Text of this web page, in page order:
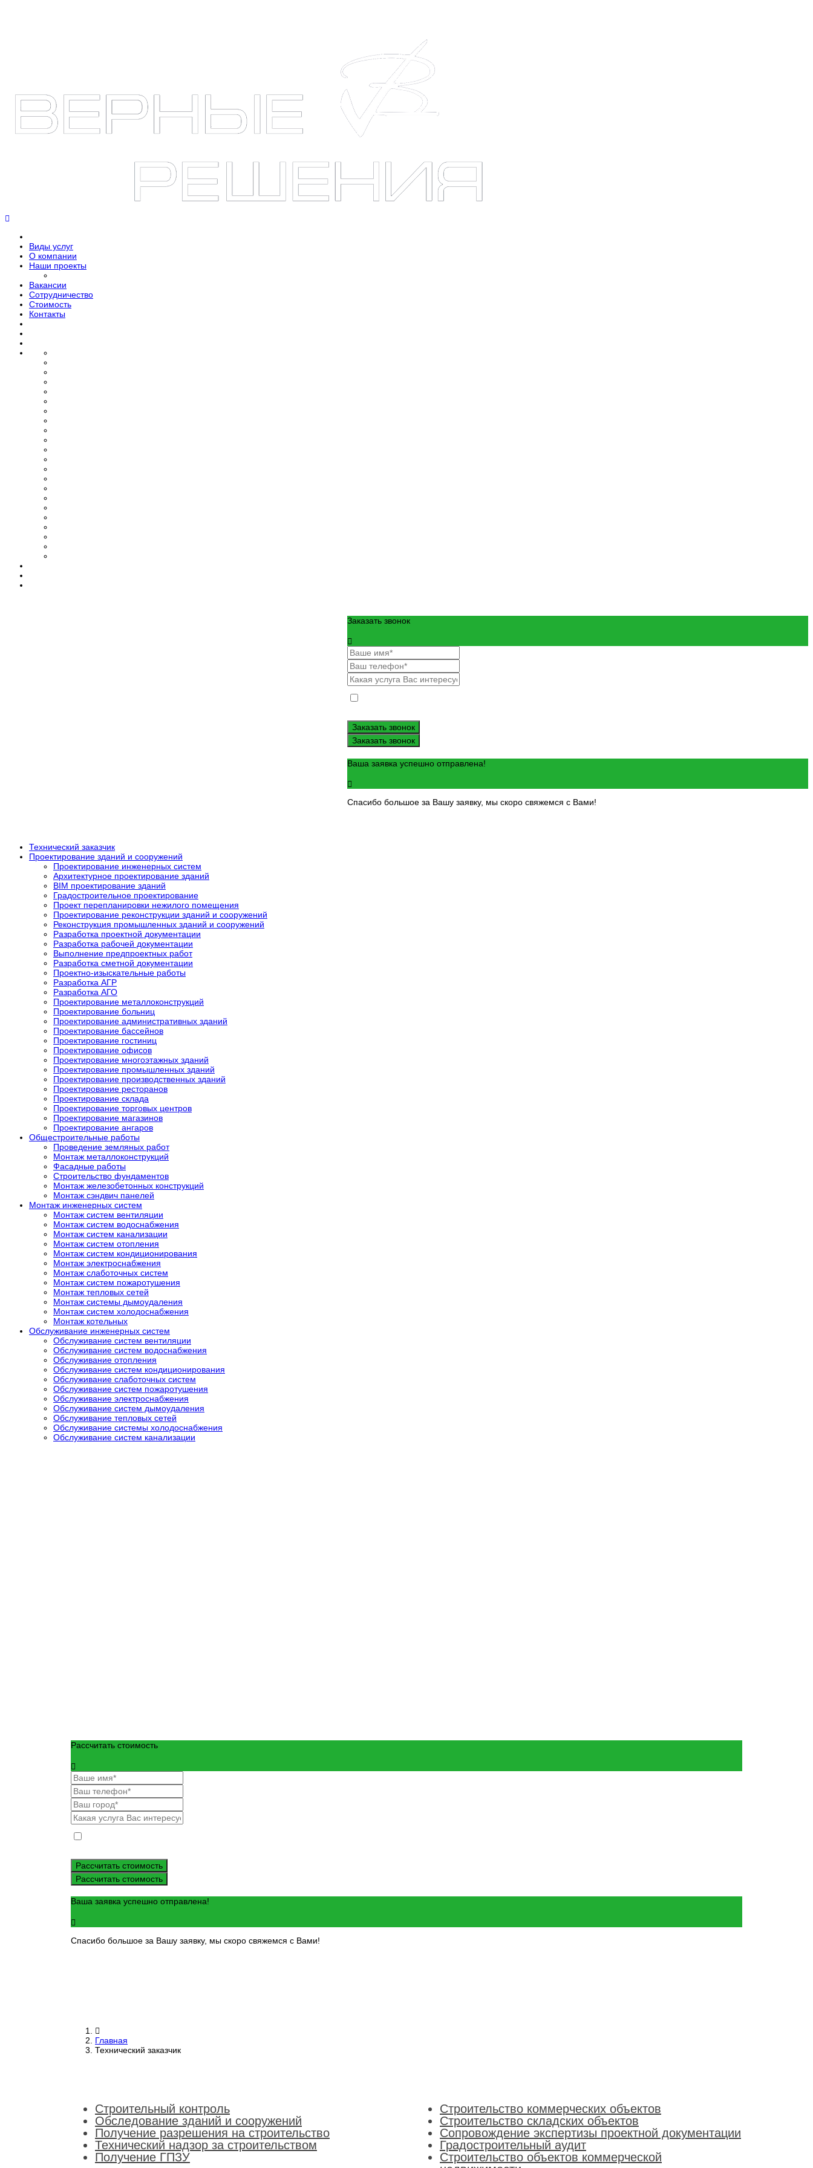
Виды услуг
О компании
Наши проекты
Вакансии
Сотрудничество
Стоимость
Контакты
Заказать звонок
Заказать звонок
Заказать звонок
Ваша заявка успешно отправлена!
Спасибо большое за Вашу заявку, мы скоро свяжемся с Вами!
Технический заказчик
Проектирование зданий и сооружений
Проектирование инженерных систем
Архитектурное проектирование зданий
BIM проектирование зданий
Градостроительное проектирование
Проект перепланировки нежилого помещения
Проектирование реконструкции зданий и сооружений
Реконструкция промышленных зданий и сооружений
Разработка проектной документации
Разработка рабочей документации
Выполнение предпроектных работ
Разработка сметной документации
Проектно-изыскательные работы
Разработка АГР
Разработка АГО
Проектирование металлоконструкций
Проектирование больниц
Проектирование административных зданий
Проектирование бассейнов
Проектирование гостиниц
Проектирование офисов
Проектирование многоэтажных зданий
Проектирование промышленных зданий
Проектирование производственных зданий
Проектирование ресторанов
Проектирование склада
Проектирование торговых центров
Проектирование магазинов
Проектирование ангаров
Общестроительные работы
Проведение земляных работ
Монтаж металлоконструкций
Фасадные работы
Строительство фундаментов
Монтаж железобетонных конструкций
Монтаж сэндвич панелей
Монтаж инженерных систем
Монтаж систем вентиляции
Монтаж систем водоснабжения
Монтаж систем канализации
Монтаж систем отопления
Монтаж систем кондиционирования
Монтаж электроснабжения
Монтаж слаботочных систем
Монтаж систем пожаротушения
Монтаж тепловых сетей
Монтаж системы дымоудаления
Монтаж систем холодоснабжения
Монтаж котельных
Обслуживание инженерных систем
Обслуживание систем вентиляции
Обслуживание систем водоснабжения
Обслуживание отопления
Обслуживание систем кондиционирования
Обслуживание слаботочных систем
Обслуживание систем пожаротушения
Обслуживание электроснабжения
Обслуживание систем дымоудаления
Обслуживание тепловых сетей
Обслуживание системы холодоснабжения
Обслуживание систем канализации
Рассчитать стоимость
Рассчитать стоимость
Рассчитать стоимость
Ваша заявка успешно отправлена!
Спасибо большое за Вашу заявку, мы скоро свяжемся с Вами!
Главная
Технический заказчик
Строительный контроль
Обследование зданий и сооружений
Получение разрешения на строительство
Технический надзор за строительством
Получение ГПЗУ
Строительство коммерческих объектов
Строительство складских объектов
Сопровождение экспертизы проектной документации
Градостроительный аудит
Строительство объектов коммерческой